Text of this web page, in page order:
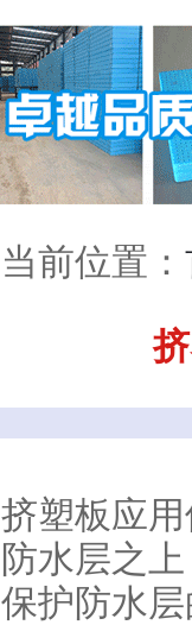
当前位置：
挤塑板应
防水层之
保护防水